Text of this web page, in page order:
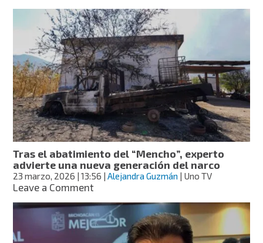
Jalisco
la
muerte
del
“Mencho”,
cientos
de
personas
de
la
sierra
de
Durango
fueron
desplazadas
por
violencia
Tras el abatimiento del “Mencho”, experto
advierte una nueva generación del narco
23 marzo, 2026 | 13:56 |Alejandra Guzmán | Uno TV
Leave a Commenton
el
abatimiento